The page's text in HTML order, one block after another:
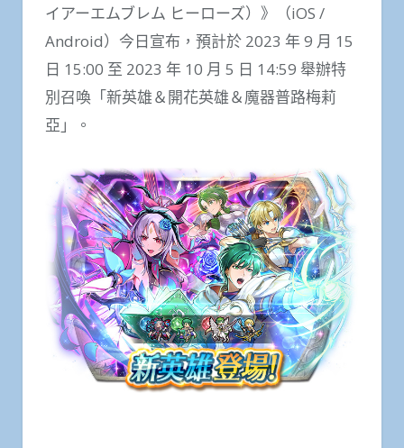
イアーエムブレム ヒーローズ）》（iOS /
Android）今日宣布，預計於 2023 年 9 月 15
日 15:00 至 2023 年 10 月 5 日 14:59 舉辦特
別召喚「新英雄＆開花英雄＆魔器普路梅莉
亞」。